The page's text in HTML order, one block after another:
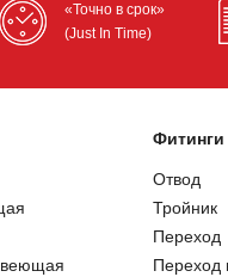
«Точно в срок»
(Just In Time)
Фитинги
Отвод
Тройник
Переход
Переход